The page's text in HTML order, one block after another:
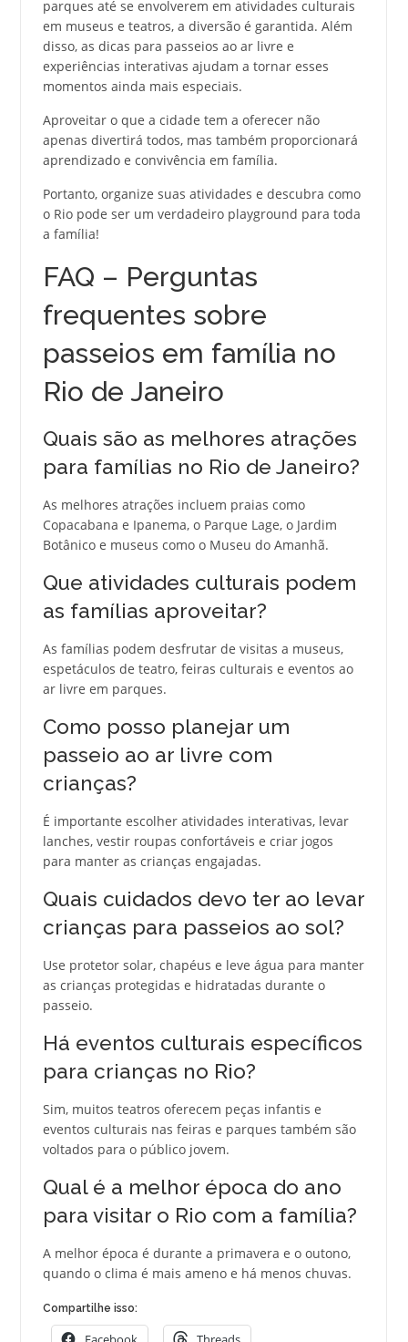
parques até se envolverem em atividades culturais
em museus e teatros, a diversão é garantida. Além
disso, as dicas para passeios ao ar livre e
experiências interativas ajudam a tornar esses
momentos ainda mais especiais.
Aproveitar o que a cidade tem a oferecer não
apenas divertirá todos, mas também proporcionará
aprendizado e convivência em família.
Portanto, organize suas atividades e descubra como
o Rio pode ser um verdadeiro playground para toda
a família!
FAQ – Perguntas
frequentes sobre
passeios em família no
Rio de Janeiro
Quais são as melhores atrações
para famílias no Rio de Janeiro?
As melhores atrações incluem praias como
Copacabana e Ipanema, o Parque Lage, o Jardim
Botânico e museus como o Museu do Amanhã.
Que atividades culturais podem
as famílias aproveitar?
As famílias podem desfrutar de visitas a museus,
espetáculos de teatro, feiras culturais e eventos ao
ar livre em parques.
Como posso planejar um
passeio ao ar livre com
crianças?
É importante escolher atividades interativas, levar
lanches, vestir roupas confortáveis e criar jogos
para manter as crianças engajadas.
Quais cuidados devo ter ao levar
crianças para passeios ao sol?
Use protetor solar, chapéus e leve água para manter
as crianças protegidas e hidratadas durante o
passeio.
Há eventos culturais específicos
para crianças no Rio?
Sim, muitos teatros oferecem peças infantis e
eventos culturais nas feiras e parques também são
voltados para o público jovem.
Qual é a melhor época do ano
para visitar o Rio com a família?
A melhor época é durante a primavera e o outono,
quando o clima é mais ameno e há menos chuvas.
Compartilhe isso: